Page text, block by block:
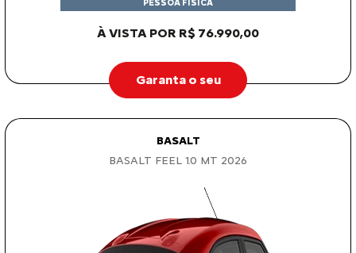
À VISTA POR R$ 76.990,00
PESSOA FÍSICA
Garanta o seu
BASALT
BASALT FEEL 1.0 MT 2026